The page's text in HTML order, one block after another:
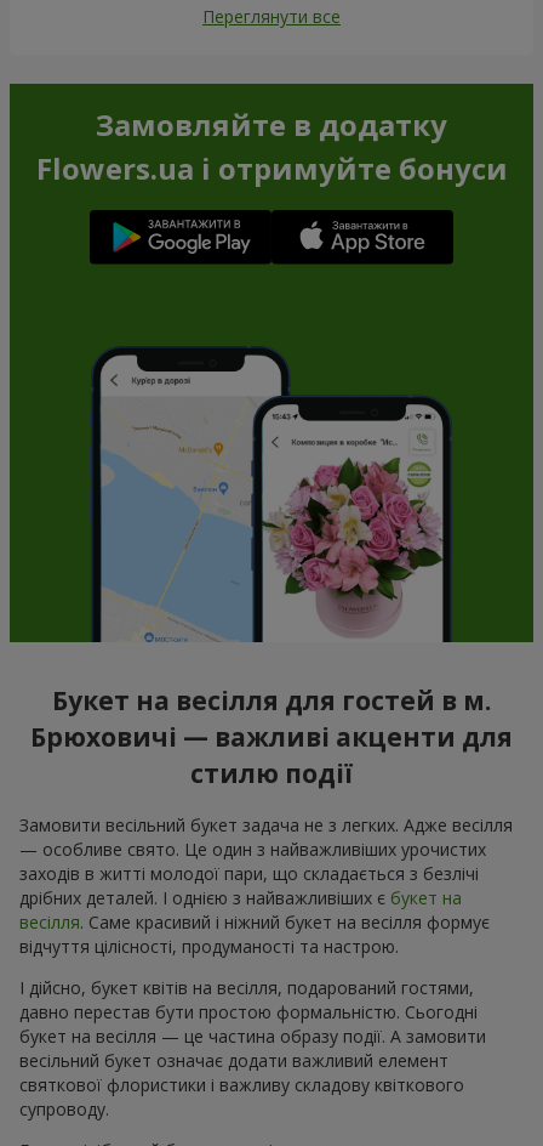
Переглянути все
Замовляйте в додатку
Flowers.ua і отримуйте бонуси
Букет на весілля для гостей в м.
Брюховичі — важливі акценти для
стилю події
Замовити весільний букет задача не з легких. Адже весілля
— особливе свято. Це один з найважливіших урочистих
заходів в житті молодої пари, що складається з безлічі
дрібних деталей. І однією з найважливіших є букет на
весілля. Саме красивий і ніжний букет на весілля формує
відчуття цілісності, продуманості та настрою.
І дійсно, букет квітів на весілля, подарований гостями,
давно перестав бути простою формальністю. Сьогодні
букет на весілля — це частина образу події. А замовити
весільний букет означає додати важливий елемент
святкової флористики і важливу складову квіткового
супроводу.